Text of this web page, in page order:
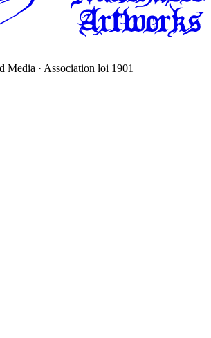
Media · Association loi 1901